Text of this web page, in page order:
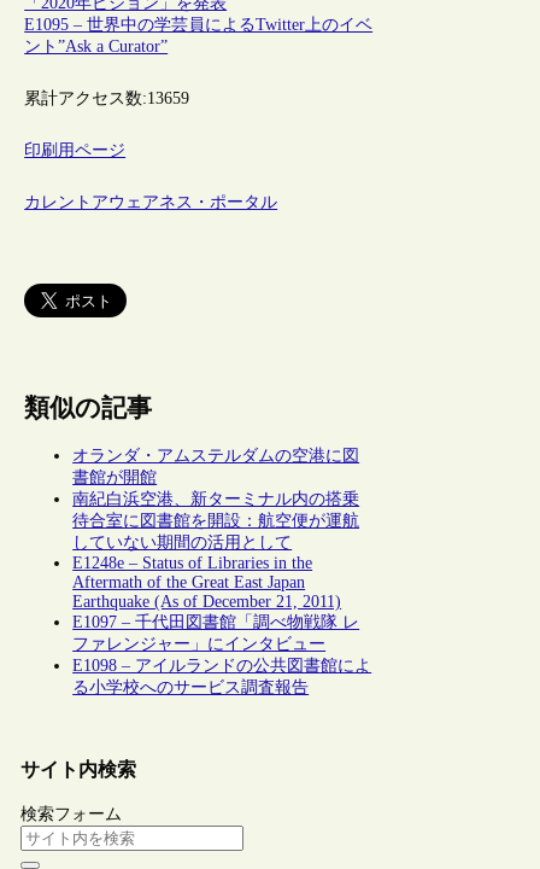
E1095 – 世界中の学芸員によるTwitter上のイベ
ント”Ask a Curator”
累計アクセス数:13659
印刷用ページ
カレントアウェアネス・ポータル
類似の記事
オランダ・アムステルダムの空港に図
書館が開館
南紀白浜空港、新ターミナル内の搭乗
待合室に図書館を開設：航空便が運航
していない期間の活用として
E1248e – Status of Libraries in the
Aftermath of the Great East Japan
Earthquake (As of December 21, 2011)
E1097 – 千代田図書館「調べ物戦隊 レ
ファレンジャー」にインタビュー
E1098 – アイルランドの公共図書館によ
る小学校へのサービス調査報告
サイト内検索
検索フォーム